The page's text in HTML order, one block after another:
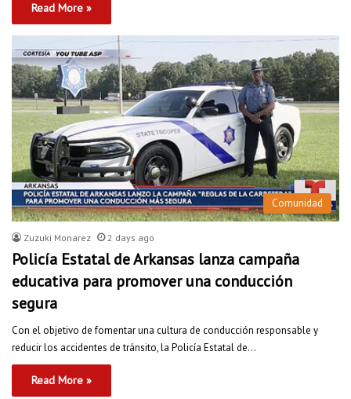
Read More »
Comunidad
Zuzuki Monarez 2 days ago
Policía Estatal de Arkansas lanza campaña
educativa para promover una conducción
segura
Con el objetivo de fomentar una cultura de conducción responsable y
reducir los accidentes de tránsito, la Policía Estatal de…
Read More »